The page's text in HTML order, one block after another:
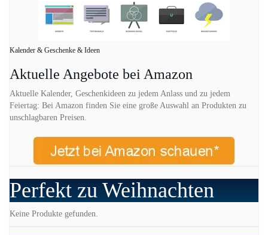
Kalender & Geschenke & Ideen
Aktuelle Angebote bei Amazon
Aktuelle Kalender, Geschenkideen zu jedem Anlass und zu jedem
Feiertag: Bei Amazon finden Sie eine große Auswahl an Produkten zu
unschlagbaren Preisen.
Perfekt zu Weihnachten
Keine Produkte gefunden.